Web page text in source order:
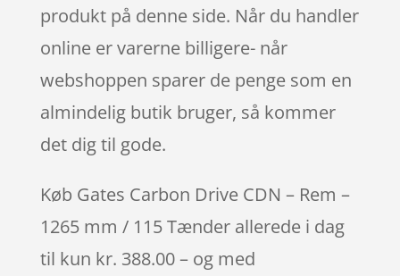
produkt på denne side. Når du handler
online er varerne billigere- når
webshoppen sparer de penge som en
almindelig butik bruger, så kommer
det dig til gode.
Køb Gates Carbon Drive CDN – Rem –
1265 mm / 115 Tænder allerede i dag
til kun kr. 388.00 – og med